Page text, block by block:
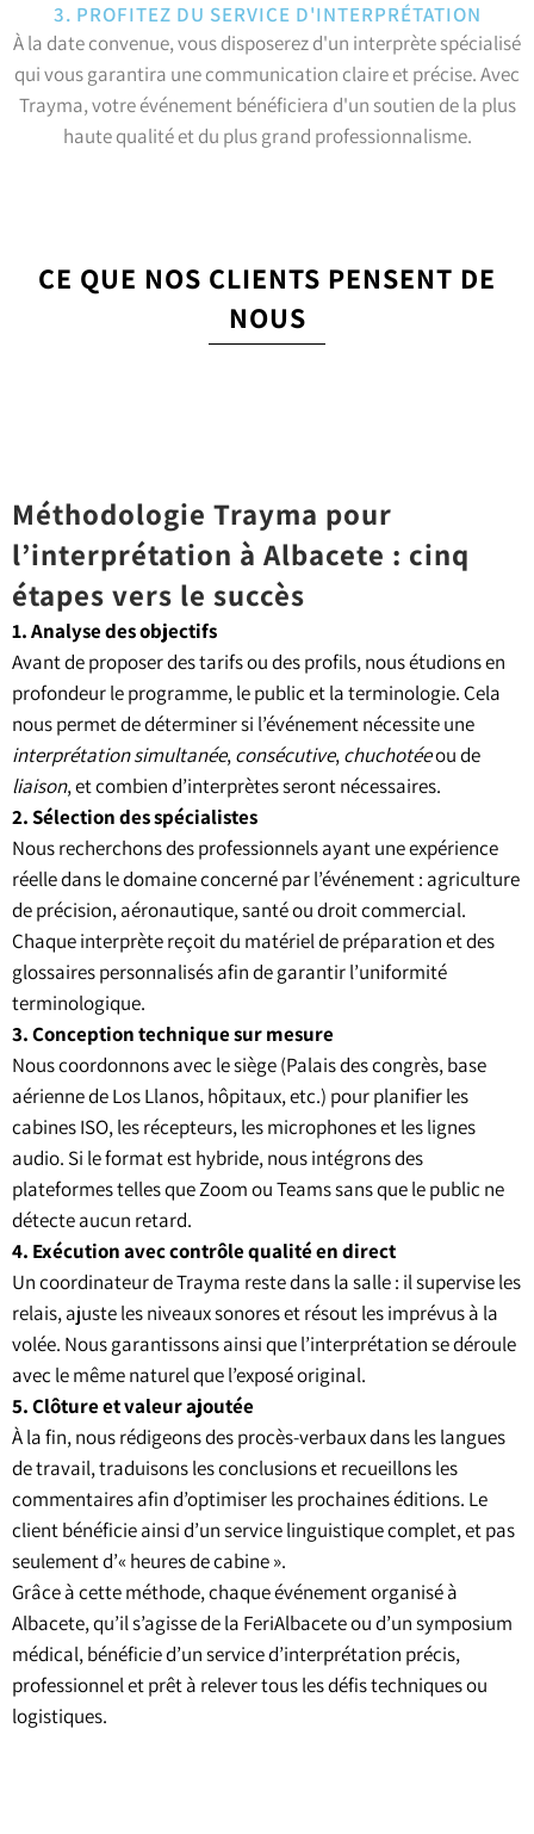
3. PROFITEZ DU SERVICE D'INTERPRÉTATION
À la date convenue, vous disposerez d'un interprète spécialisé
qui vous garantira une communication claire et précise. Avec
Trayma, votre événement bénéficiera d'un soutien de la plus
haute qualité et du plus grand professionnalisme.
CE QUE NOS CLIENTS PENSENT DE
NOUS
Méthodologie Trayma pour
l’interprétation à Albacete : cinq
étapes vers le succès
1. Analyse des objectifs
Avant de proposer des tarifs ou des profils, nous étudions en
profondeur le programme, le public et la terminologie. Cela
nous permet de déterminer si l’événement nécessite une
interprétation simultanée,consécutive,chuchotéeou de
liaison, et combien d’interprètes seront nécessaires.
2. Sélection des spécialistes
Nous recherchons des professionnels ayant une expérience
réelle dans le domaine concerné par l’événement : agriculture
de précision, aéronautique, santé ou droit commercial.
Chaque interprète reçoit du matériel de préparation et des
glossaires personnalisés afin de garantir l’uniformité
terminologique.
3. Conception technique sur mesure
Nous coordonnons avec le siège (Palais des congrès, base
aérienne de Los Llanos, hôpitaux, etc.) pour planifier les
cabines ISO, les récepteurs, les microphones et les lignes
audio. Si le format est hybride, nous intégrons des
plateformes telles que Zoom ou Teams sans que le public ne
détecte aucun retard.
4. Exécution avec contrôle qualité en direct
Un coordinateur de Trayma reste dans la salle : il supervise les
relais, ajuste les niveaux sonores et résout les imprévus à la
volée. Nous garantissons ainsi que l’interprétation se déroule
avec le même naturel que l’exposé original.
5. Clôture et valeur ajoutée
À la fin, nous rédigeons des procès-verbaux dans les langues
de travail, traduisons les conclusions et recueillons les
commentaires afin d’optimiser les prochaines éditions. Le
client bénéficie ainsi d’un service linguistique complet, et pas
seulement d’« heures de cabine ».
Grâce à cette méthode, chaque événement organisé à
Albacete, qu’il s’agisse de la FeriAlbacete ou d’un symposium
médical, bénéficie d’un service d’interprétation précis,
professionnel et prêt à relever tous les défis techniques ou
logistiques.